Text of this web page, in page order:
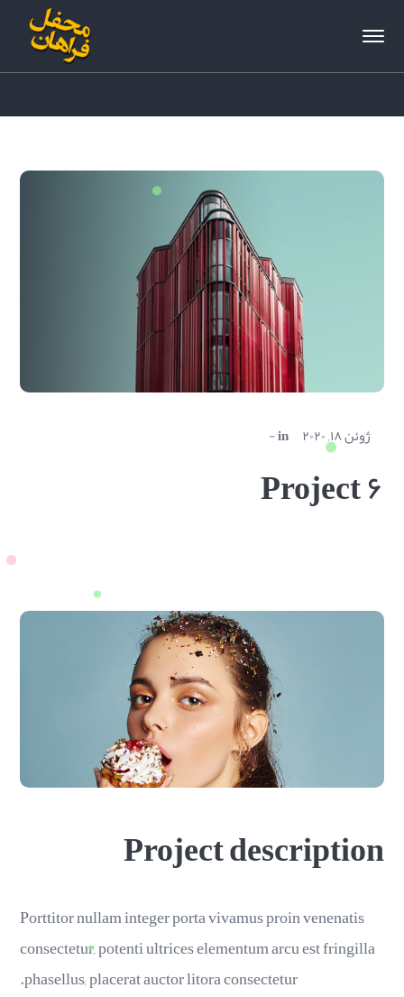
ژوئن ۱۸, ۲۰۲۰ in
Project ۶
Project description
Porttitor nullam integer porta vivamus proin venenatis
consectetur, potenti ultrices elementum arcu est fringilla
phasellus, placerat auctor litora consectetur.